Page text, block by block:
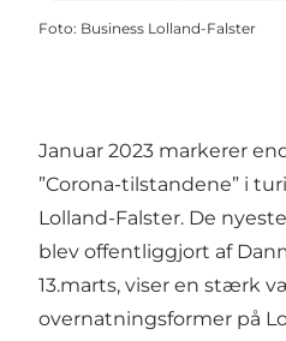
Foto: Business Lolland-Falster
Januar 2023 markerer
”Corona-tilstandene” i
Lolland-Falster. De
blev offentliggjort af
13.marts, viser en stærk
overnatningsformer på